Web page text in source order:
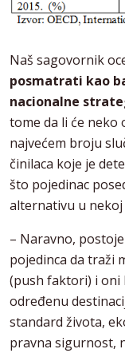
Naš sagovornik
posmatrati kao
nacionalne
tome da li će neko
najvećem broju
činilaca koje je
što pojedinac
alternativu u nekoj
– Naravno,
pojedinca da traži
(push faktori) i oni
određenu
standard života,
pravna sigurnost,